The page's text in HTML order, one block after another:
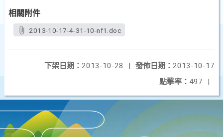
相關附件
2013-10-17-4-31-10-nf1.doc
發佈日期： 2013-10-17
下架日期： 2013-10-28
|
點擊率： 497 |